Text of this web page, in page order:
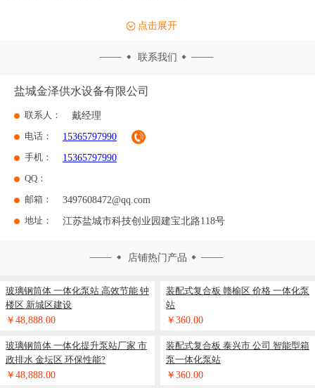
点击展开
联系我们
盐城金泽供水设备有限公司
联系人： 戴经理
电话： 15365797990
手机： 15365797990
QQ：
邮箱： 3497608472@qq.com
地址： 江苏盐城市科技创业园建宝北路118号
店铺热门产品
玻璃钢筒体 一体化泵站 高效节能 钟
楼区 新城区建设
￥48,888.00
装配式复合板 赣榆区 价格 一体化泵
站
￥360.00
玻璃钢筒体 一体化提升泵站厂家 市
政排水 金坛区 环保性能?
￥48,888.00
装配式复合板 泰兴市 公司 智能型箱
泵一体化泵站
￥360.00